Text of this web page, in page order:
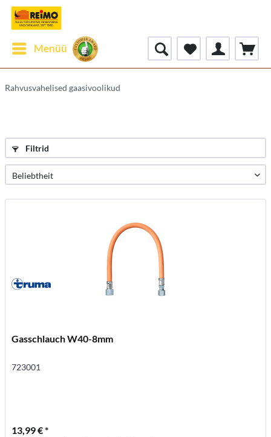
Menüü
Rahvusvahelised gaasivoolikud
Filtrid
Gasschlauch W40-8mm
723001
13,99 € *